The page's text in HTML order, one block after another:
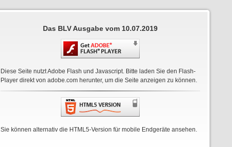
Das BLV Ausgabe vom 10.07.2019
Diese Seite nutzt Adobe Flash und Javascript. Bitte laden Sie den Flash-
Player direkt von adobe.com herunter, um die Seite anzeigen zu können.
Sie können alternativ die HTML5-Version für mobile Endgeräte ansehen.